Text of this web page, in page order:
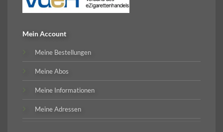
Mein Account
Meine Bestellungen
Meine Abos
Meine Informationen
Meine Adressen